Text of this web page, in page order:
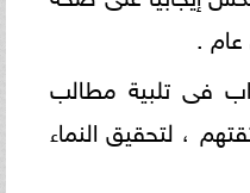
.
فى تلبية مطالب
، لتحقيق النماء